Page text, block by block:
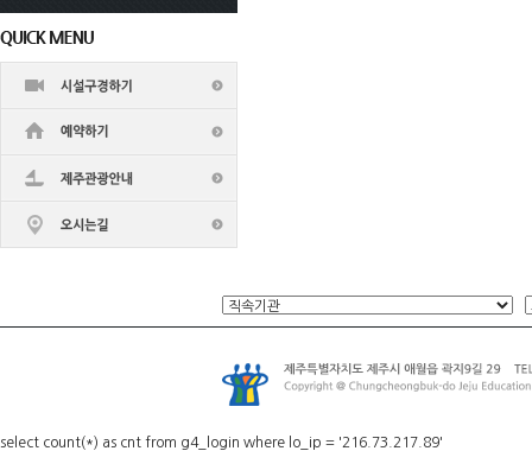
select count(*) as cnt from g4_login where lo_ip = '216.73.217.89'